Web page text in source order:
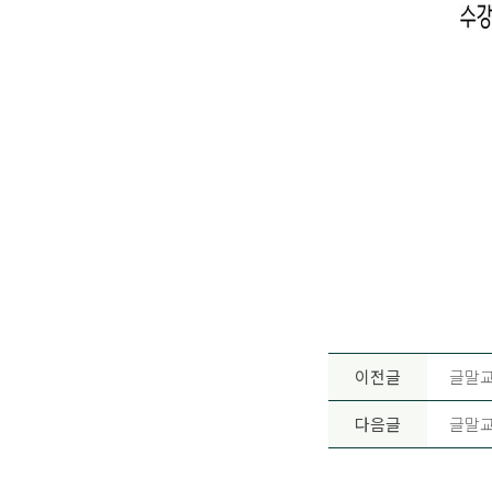
이전글 글말
다음글 글말